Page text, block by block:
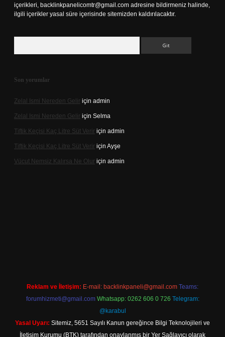
içerikleri, backlinkpanelicomtr@gmail.com adresine bildirmeniz halinde,
ilgili içerikler yasal süre içerisinde sitemizden kaldırılacaktır.
Son yorumlar
Zelal Ismi Nereden Gelir için admin
Zelal Ismi Nereden Gelir için Selma
Tiftik Keçisi Kaç Litre Süt Verir için admin
Tiftik Keçisi Kaç Litre Süt Verir için Ayşe
Vücut Nemsiz Kalırsa Ne Olur için admin
Reklam ve İletişim: E-mail: backlinkpaneli@gmail.com Teams:
forumhizmeti@gmail.com Whatsapp: 0262 606 0 726 Telegram:
@karabul
Yasal Uyarı: Sitemiz, 5651 Sayılı Kanun gereğince Bilgi Teknolojileri ve
İletişim Kurumu (BTK) tarafından onaylanmış bir Yer Sağlayıcı olarak